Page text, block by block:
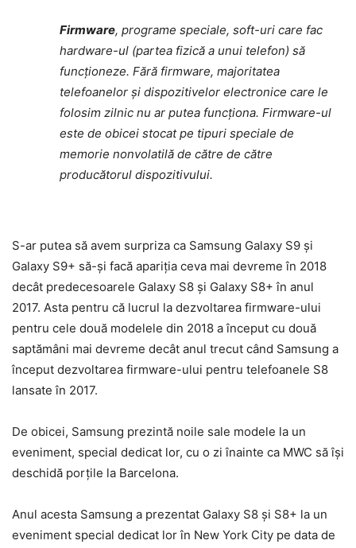
Firmware, programe speciale, soft-uri care fac
hardware-ul (partea fizică a unui telefon) să
funcționeze. Fără firmware, majoritatea
telefoanelor și dispozitivelor electronice care le
folosim zilnic nu ar putea funcționa. Firmware-ul
este de obicei stocat pe tipuri speciale de
memorie nonvolatilă de către de către
producătorul dispozitivului.
S-ar putea să avem surpriza ca Samsung Galaxy S9 și
Galaxy S9+ să-și facă apariția ceva mai devreme în 2018
decât predecesoarele Galaxy S8 și Galaxy S8+ în anul
2017. Asta pentru că lucrul la dezvoltarea firmware-ului
pentru cele două modelele din 2018 a început cu două
saptămâni mai devreme decât anul trecut când Samsung a
început dezvoltarea firmware-ului pentru telefoanele S8
lansate în 2017.
De obicei, Samsung prezintă noile sale modele la un
eveniment, special dedicat lor, cu o zi înainte ca MWC să își
deschidă porțile la Barcelona.
Anul acesta Samsung a prezentat Galaxy S8 și S8+ la un
eveniment special dedicat lor în New York City pe data de